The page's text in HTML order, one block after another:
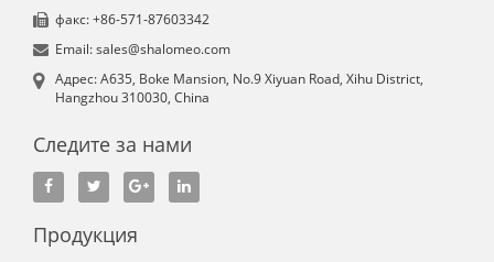
факс: +86-571-87603342
Email: sales@shalomeo.com
Aдрес: A635, Boke Mansion, No.9 Xiyuan Road, Xihu District,
Hangzhou 310030, China
Следите за нами
Продукция